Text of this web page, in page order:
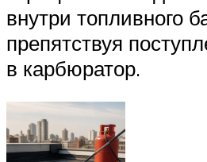
внутри топливного
препятствуя
в карбюратор.